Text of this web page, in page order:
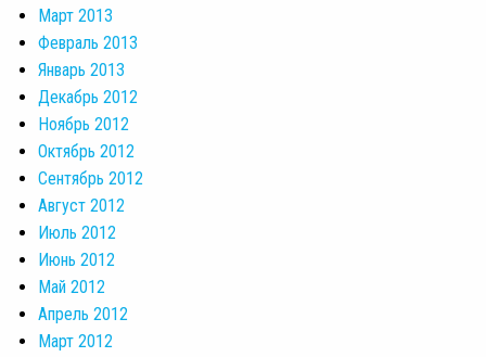
Март 2013
Февраль 2013
Январь 2013
Декабрь 2012
Ноябрь 2012
Октябрь 2012
Сентябрь 2012
Август 2012
Июль 2012
Июнь 2012
Май 2012
Апрель 2012
Март 2012